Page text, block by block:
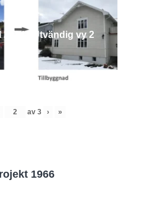
- Utvändig vy 2
av 3 › »
1966